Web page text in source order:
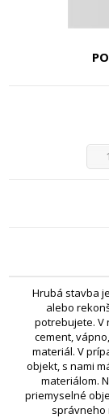
Hrubá stavba
alebo
potrebujete. V
cement,
materiál. V
objekt, s nami
materiálom.
priemyselné
správneho